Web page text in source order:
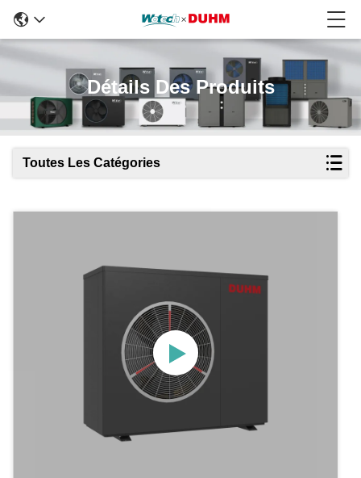
Détails Des Produits
Toutes Les Catégories